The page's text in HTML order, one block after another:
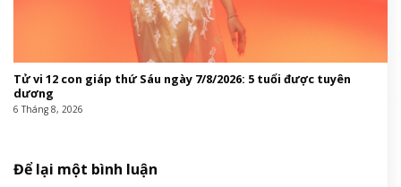
Tử vi 12 con giáp thứ Sáu ngày 7/8/2026: 5 tuổi được tuyên
dương
6 Tháng 8, 2026
Để lại một bình luận